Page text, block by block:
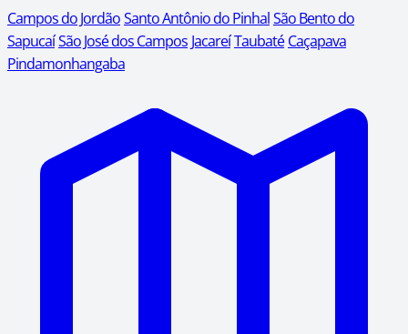
Campos do JordãoSanto Antônio do PinhalSão Bento do
SapucaíSão José dos Campos JacareíTaubaté Caçapava
Pindamonhangaba